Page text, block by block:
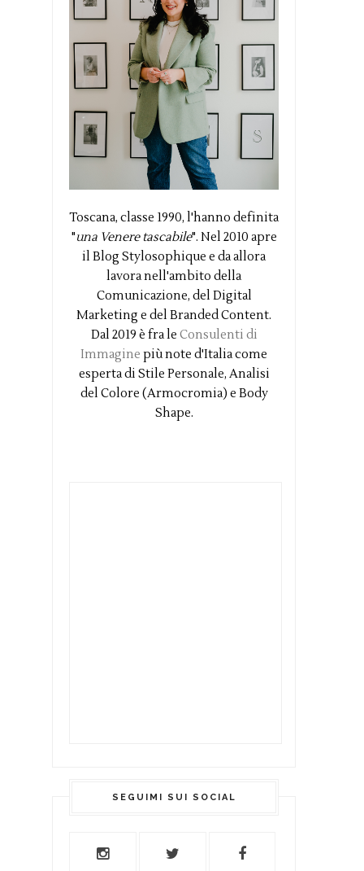
Toscana, classe 1990, l'hanno definita
"una Venere tascabile". Nel 2010 apre
il Blog Stylosophique e da allora
lavora nell'ambito della
Comunicazione, del Digital
Marketing e del Branded Content.
Dal 2019 è fra le Consulenti di
Immagine più note d'Italia come
esperta di Stile Personale, Analisi
del Colore (Armocromia) e Body
Shape.
SEGUIMI SUI SOCIAL